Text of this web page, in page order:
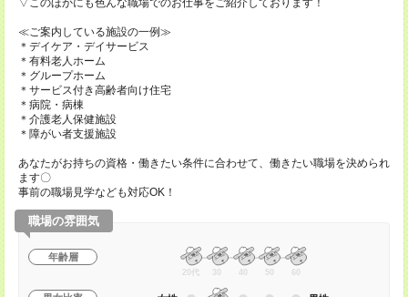
▽このほかにも色んな職場でのお仕事をご紹介しております！
≪ご案内している施設の一例≫
＊デイケア・デイサービス
＊有料老人ホーム
＊グループホーム
＊サービス付き高齢者向け住宅
＊病院・病棟
＊介護老人保健施設
＊障がい者支援施設
あなたがお持ちの資格・働きたい条件に合わせて、働きたい職場を決められ
ます〇
事前の職場見学なども対応OK！
職場の雰囲気
年齢層
20代 30 40 50 60